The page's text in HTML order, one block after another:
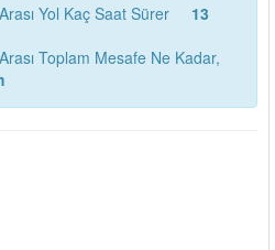
Yol Kaç Saat Sürer
13
Toplam Mesafe Ne Kadar,